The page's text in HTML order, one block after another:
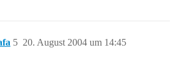
20. August 2004 um 14:45
5